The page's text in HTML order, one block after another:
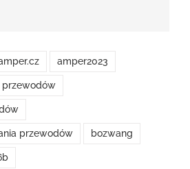
amper2023
przewodów bozwang